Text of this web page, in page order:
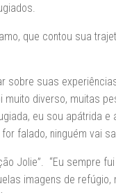
que contou sua
sobre suas
muito diverso, muitas
eu sou apátrida e
falado, ninguém vai
Jolie”. “Eu sempre
imagens de refúgio,